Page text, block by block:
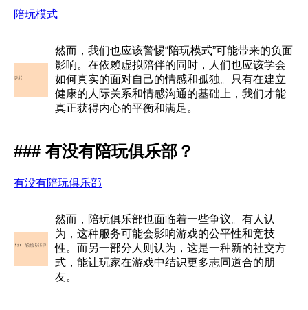
陪玩模式
然而，我们也应该警惕“陪玩模式”可能带来的负面
影响。在依赖虚拟陪伴的同时，人们也应该学会
如何真实的面对自己的情感和孤独。只有在建立
健康的人际关系和情感沟通的基础上，我们才能
真正获得内心的平衡和满足。
### 有没有陪玩俱乐部？
有没有陪玩俱乐部
然而，陪玩俱乐部也面临着一些争议。有人认
为，这种服务可能会影响游戏的公平性和竞技
性。而另一部分人则认为，这是一种新的社交方
式，能让玩家在游戏中结识更多志同道合的朋
友。